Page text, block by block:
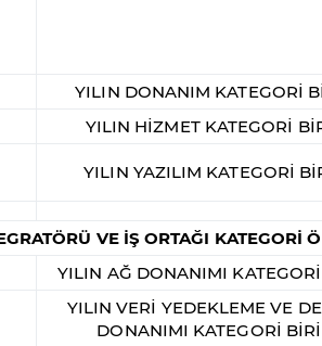
YILIN DONANIM KATEGORİ
YILIN HİZMET KATEGORİ
YILIN YAZILIM KATEGORİ
VE İŞ ORTAĞI KATEGORİ
YILIN AĞ DONANIMI
YILIN VERİ YEDEKLEME VE
DONANIMI KATEGORİ